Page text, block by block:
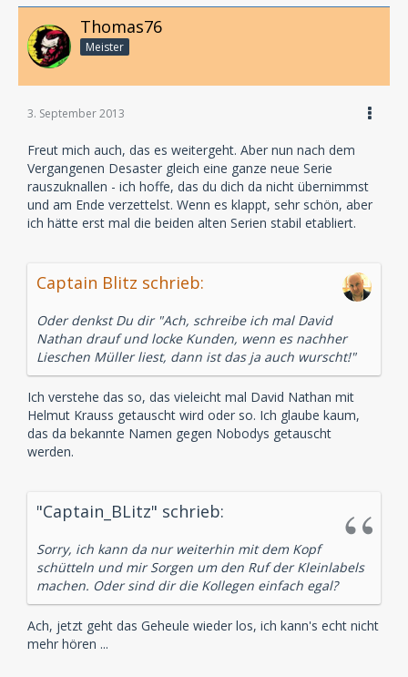
Thomas76
Meister
3. September 2013
Freut mich auch, das es weitergeht. Aber nun nach dem
Vergangenen Desaster gleich eine ganze neue Serie
rauszuknallen - ich hoffe, das du dich da nicht übernimmst
und am Ende verzettelst. Wenn es klappt, sehr schön, aber
ich hätte erst mal die beiden alten Serien stabil etabliert.
Captain Blitz schrieb:
Oder denkst Du dir "Ach, schreibe ich mal David
Nathan drauf und locke Kunden, wenn es nachher
Lieschen Müller liest, dann ist das ja auch wurscht!"
Ich verstehe das so, das vieleicht mal David Nathan mit
Helmut Krauss getauscht wird oder so. Ich glaube kaum,
das da bekannte Namen gegen Nobodys getauscht
werden.
"Captain_BLitz" schrieb:
Sorry, ich kann da nur weiterhin mit dem Kopf
schütteln und mir Sorgen um den Ruf der Kleinlabels
machen. Oder sind dir die Kollegen einfach egal?
Ach, jetzt geht das Geheule wieder los, ich kann's echt nicht
mehr hören ...